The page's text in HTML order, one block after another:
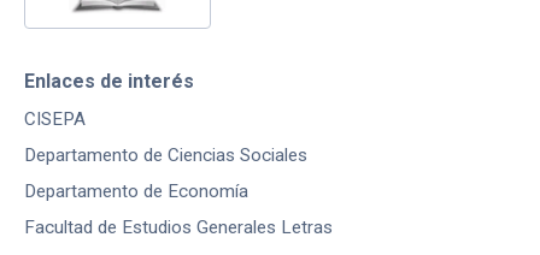
Enlaces de interés
CISEPA
Departamento de Ciencias Sociales
Departamento de Economía
Facultad de Estudios Generales Letras